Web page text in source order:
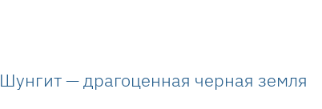
Шунгит — драгоценная черная земля